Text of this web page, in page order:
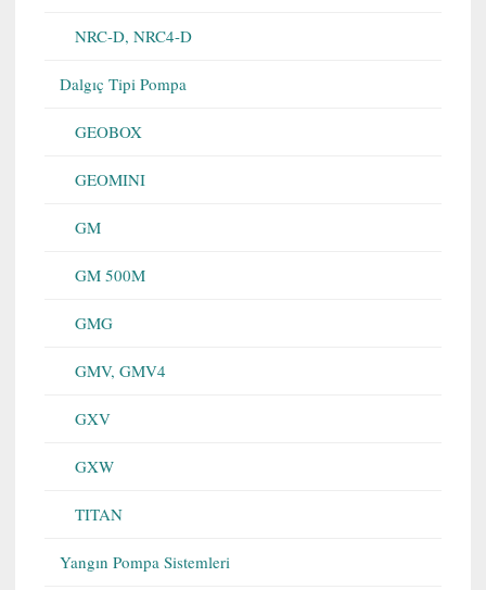
NRC-D, NRC4-D
Dalgıç Tipi Pompa
GEOBOX
GEOMINI
GM
GM 500M
GMG
GMV, GMV4
GXV
GXW
TITAN
Yangın Pompa Sistemleri